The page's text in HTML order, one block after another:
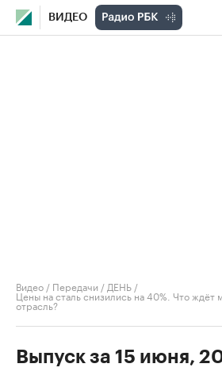
ВИДЕО
Видео / Передачи / ДЕНЬ /
Цены на сталь снизились на 40%. Что ждёт
отрасль?
Выпуск за 15 июня,